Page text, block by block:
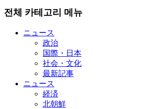
전체 카테고리 메뉴
ニュース
政治
国際・日本
社会・文化
最新記事
ニュース
経済
北朝鮮